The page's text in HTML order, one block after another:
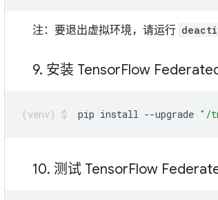
注：要退出虚拟环境，请运行
9. 安装 TensorFlow
pip install --upgrade "/
10. 测试 TensorFlow